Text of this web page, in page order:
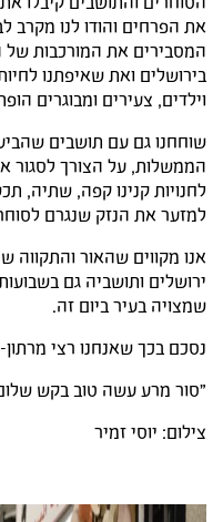
את הפרחים והודו לנו מקרב
המסבירים את המורכבות של
בירושלים ואת שאיפתנו
וילדים, צעירים ומבוגרים
שוחחנו גם עם תושבים
הממשלות, על הצורך לסגור את
לחנויות קנינו קפה, שתיה,
למזער את הנזק שנגרם
אנו מקווים שהאור והתקווה
ירושלים ותושביה גם
שמצויה בעיר ביום זה.
נסכם בכך שאנחנו רצי
"סור מרע עשה טוב בקש שלום
צילום: יוסי זמיר